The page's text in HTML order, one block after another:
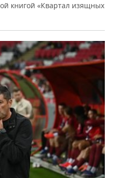
книгой «Квартал изящных